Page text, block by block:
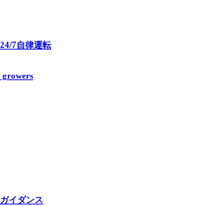
7自律運転
growers
イダンス